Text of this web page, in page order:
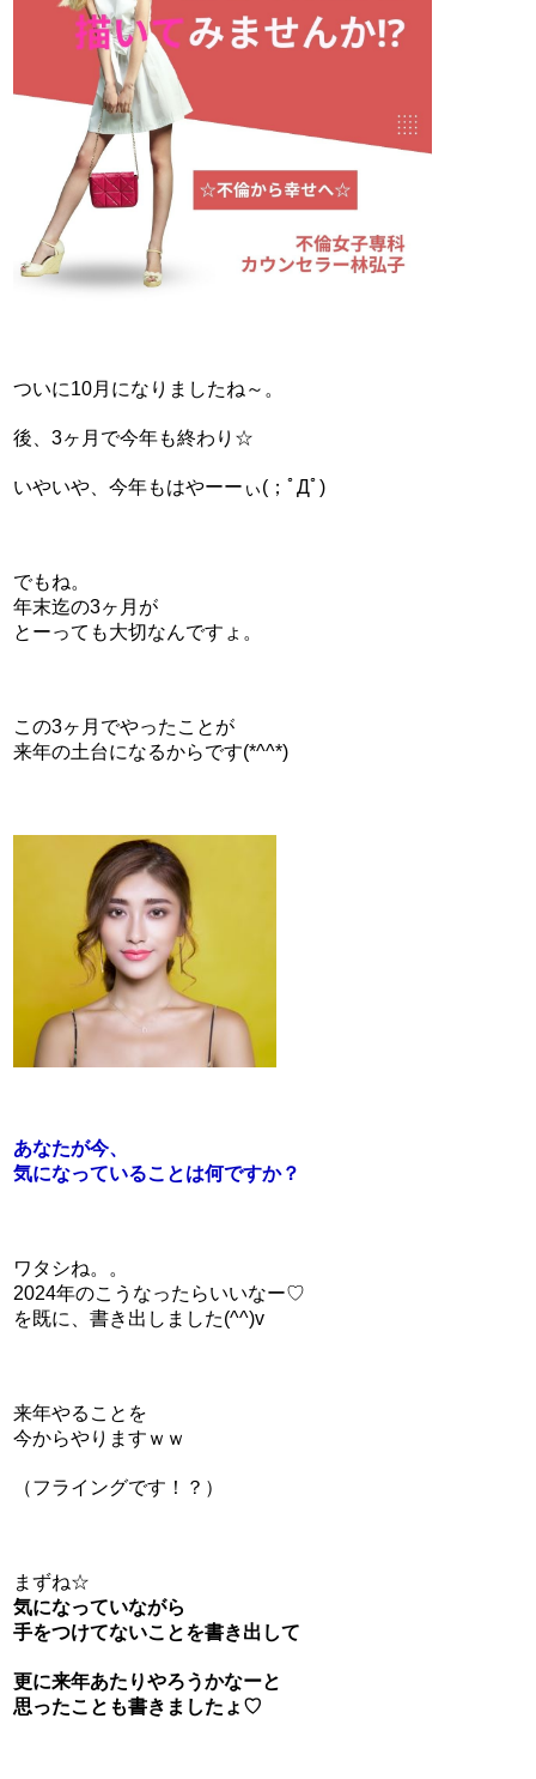
ついに10月になりましたね～。
後、3ヶ月で今年も終わり☆
いやいや、今年もはやーーぃ(；ﾟДﾟ)
でもね。
年末迄の3ヶ月が
とーっても大切なんですょ。
この3ヶ月でやったことが
来年の土台になるからです(*^^*)
あなたが今、
気になっていることは何ですか？
ワタシね。。
2024年のこうなったらいいなー♡
を既に、書き出しました(^^)v
来年やることを
今からやりますｗｗ
（フライングです！？）
まずね☆
気になっていながら
手をつけてないことを書き出して
更に来年あたりやろうかなーと
思ったことも書きましたょ♡